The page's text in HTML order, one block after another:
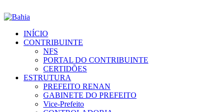
INÍCIO
CONTRIBUINTE
NFS
PORTAL DO CONTRIBUINTE
CERTIDÕES
ESTRUTURA
PREFEITO RENAN
GABINETE DO PREFEITO
Vice-Prefeito